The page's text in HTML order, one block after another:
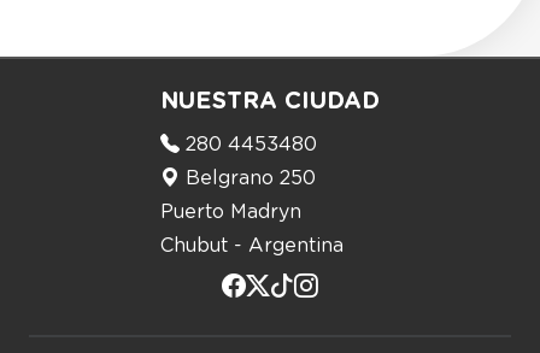
NUESTRA CIUDAD
280 4453480
Belgrano 250
Puerto Madryn
Chubut - Argentina